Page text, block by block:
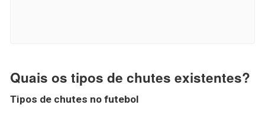
Quais os tipos de chutes existentes?
Tipos de chutes no futebol